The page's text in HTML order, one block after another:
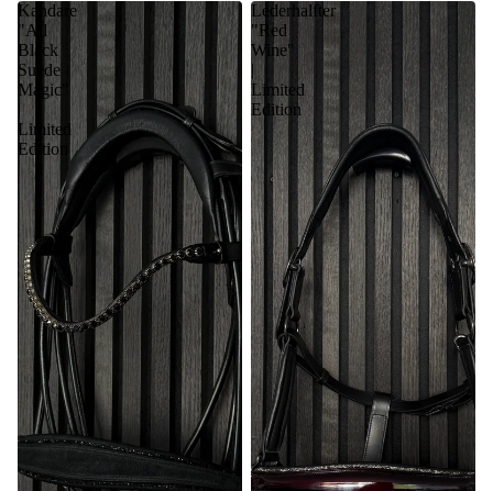
Kandare
"All
Black
Suede
Magic"
Limited
Edition
Lederhalfter
"Red
Wine"
|
Limited
Edition